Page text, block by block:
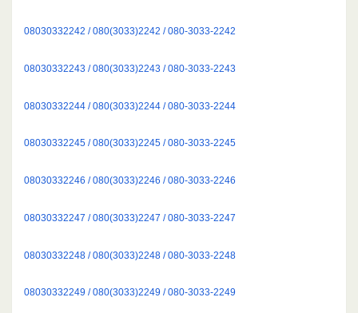
08030332242 / 080(3033)2242 / 080-3033-2242
08030332243 / 080(3033)2243 / 080-3033-2243
08030332244 / 080(3033)2244 / 080-3033-2244
08030332245 / 080(3033)2245 / 080-3033-2245
08030332246 / 080(3033)2246 / 080-3033-2246
08030332247 / 080(3033)2247 / 080-3033-2247
08030332248 / 080(3033)2248 / 080-3033-2248
08030332249 / 080(3033)2249 / 080-3033-2249